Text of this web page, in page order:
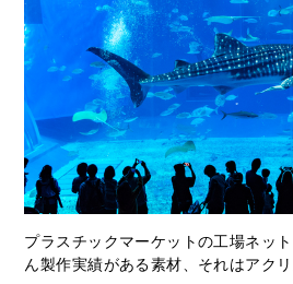
プラスチックマーケットの工場ネッ
ん製作実績がある素材、それはアクリ